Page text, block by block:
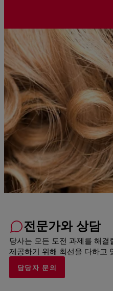
전문가와 상담
당사는 모든 도전 과제를 해
제공하기 위해 최선을 다하고
담당자 문의